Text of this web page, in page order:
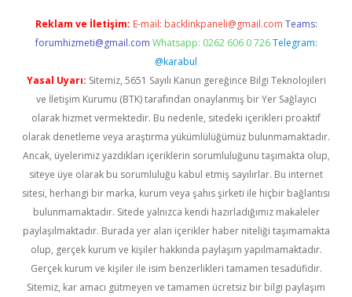
Reklam ve İletişim: E-mail: backlinkpaneli@gmail.com Teams:
forumhizmeti@gmail.com Whatsapp: 0262 606 0 726 Telegram:
@karabul
Yasal Uyarı: Sitemiz, 5651 Sayılı Kanun gereğince Bilgi Teknolojileri
ve İletişim Kurumu (BTK) tarafından onaylanmış bir Yer Sağlayıcı
olarak hizmet vermektedir. Bu nedenle, sitedeki içerikleri proaktif
olarak denetleme veya araştırma yükümlülüğümüz bulunmamaktadır.
Ancak, üyelerimiz yazdıkları içeriklerin sorumluluğunu taşımakta olup,
siteye üye olarak bu sorumluluğu kabul etmiş sayılırlar. Bu internet
sitesi, herhangi bir marka, kurum veya şahıs şirketi ile hiçbir bağlantısı
bulunmamaktadır. Sitede yalnızca kendi hazırladığımız makaleler
paylaşılmaktadır. Burada yer alan içerikler haber niteliği taşımamakta
olup, gerçek kurum ve kişiler hakkında paylaşım yapılmamaktadır.
Gerçek kurum ve kişiler ile isim benzerlikleri tamamen tesadüfidir.
Sitemiz, kar amacı gütmeyen ve tamamen ücretsiz bir bilgi paylaşım